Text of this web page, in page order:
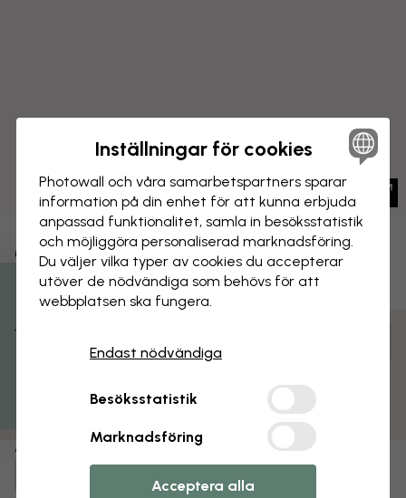
All That Jazz
CANVASTAVLA Spara
Matt yta
Artikelnummer:
Inställningar för cookies
Photowall och våra samarbets­partners sparar
information på din enhet för att kunna erbjuda
anpassad funktionalitet, samla in besöks­statistik
och möjliggöra personaliserad marknads­föring.
Du väljer vilka typer av cookies du accepterar
utöver de nödvändiga som behövs för att
webbplatsen ska fungera.
Endast nödvändiga
Besöksstatistik
Marknadsföring
Acceptera alla
Få 15% rabatt